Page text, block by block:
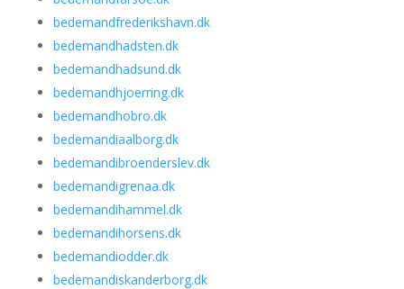
bedemandfrederikshavn.dk
bedemandhadsten.dk
bedemandhadsund.dk
bedemandhjoerring.dk
bedemandhobro.dk
bedemandiaalborg.dk
bedemandibroenderslev.dk
bedemandigrenaa.dk
bedemandihammel.dk
bedemandihorsens.dk
bedemandiodder.dk
bedemandiskanderborg.dk